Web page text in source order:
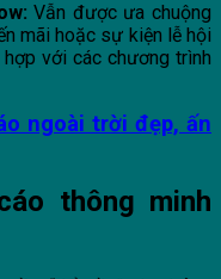
Vẫn được ưa chuộng
mãi hoặc sự kiện lễ hội
với các chương trình
ngoài trời đẹp, ấn
thông minh